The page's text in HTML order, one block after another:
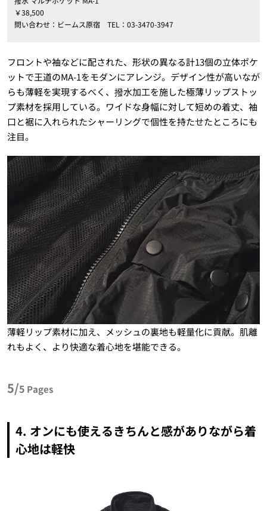
￥38,500
問い合わせ：ビームス原宿 TEL：03-3470-3947
フロントや袖などに配された、形状の異なる計13個の立体ポケ
ットで王道のMA-1をモダンにアレンジ。デザイン性が高いなが
らも薄軽を実現するべく、撥水加工を施した極薄リップストッ
プ素材を採用している。ワイドな身幅に対して短めの着丈、袖
口と裾に入れられたシャーリングで個性を持たせたところにも
注目。
薄軽リップ素材に加え、メッシュの裏地も軽量化に貢献。肌離
れもよく、より快適な着心地を堪能できる。
5/5 Pages
4. オンにも使えるきちんと感がありながら着
心地は軽快